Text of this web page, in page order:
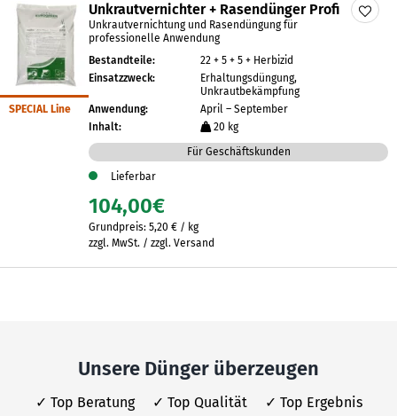
SPECIAL Line
Unkrautvernichter + Rasendünger Profi
Unkrautvernichtung und Rasendüngung für
professionelle Anwendung
Bestandteile:
22 + 5 + 5 + Herbizid
Einsatzzweck:
Erhaltungsdüngung,
Unkrautbekämpfung
Anwendung:
April – September
Inhalt:
20 kg
Für Geschäftskunden
Lieferbar
104,00€
Grundpreis: 5,20 € / kg
zzgl. MwSt. / zzgl. Versand
Unsere Dünger überzeugen
✓ Top Beratung ✓ Top Qualität ✓ Top Ergebnis